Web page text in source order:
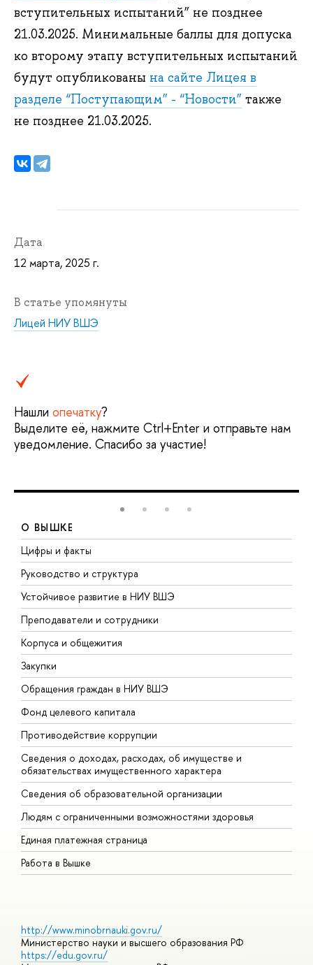
вступительных испытаний” не позднее
21.03.2025. Минимальные баллы для допуска
ко второму этапу вступительных испытаний
будут опубликованы на сайте Лицея в
разделе “Поступающим” - “Новости” также
не позднее 21.03.2025.
Дата
12 марта, 2025 г.
В статье упомянуты
Лицей НИУ ВШЭ
Нашли опечатку?
Выделите её, нажмите Ctrl+Enter и отправьте нам
уведомление. Спасибо за участие!
О ВЫШКЕ
Цифры и факты
Руководство и структура
Устойчивое развитие в НИУ ВШЭ
Преподаватели и сотрудники
Корпуса и общежития
Закупки
Обращения граждан в НИУ ВШЭ
Фонд целевого капитала
Противодействие коррупции
Сведения о доходах, расходах, об имуществе и
обязательствах имущественного характера
Сведения об образовательной организации
Людям с ограниченными возможностями здоровья
Единая платежная страница
Работа в Вышке
http://www.minobrnauki.gov.ru/
Министерство науки и высшего образования РФ
https://edu.gov.ru/